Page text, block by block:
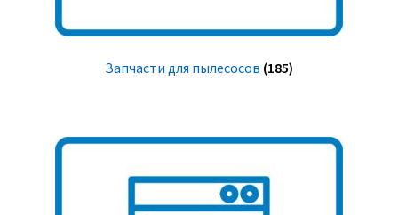
Запчасти для пылесосов (185)